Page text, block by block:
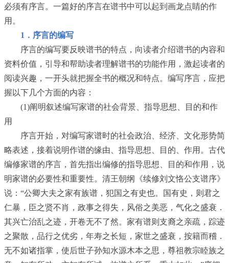
必须有序言。一篇好的序言在谱书中可以起到画龙点睛的作
用。
1．序言的编写
序言的编写要反映谱书的特点，向读者介绍谱书的内容和
资料价值，引导和帮助读者理解谱书的功能作用，激起读者的
阅读兴趣，一开头就把握全书的概况和特点。编写序言，应把
握以下几个方面的内容：
(1)阐明叙述编写家谱的社会背景、指导思想、目的和作
用
序言开始，对编写家谱时的社会政治、经济、文化形势简
略表述，接着说明作谱的缘由、指导思想、目的、作用。古代
编修家谱的序言，首先指出编修的指导思想、目的和作用，说
明家谱的必要性和重要性。清王朝纲《续修刘文恪公支谱序》
说：“公卿大夫之家有族谱，犯国之有史也。国有史，则君之
仁暴，臣之贤不肖，政事之得失，风俗之美恶，气化之盛衰．
其兴亡治乱之迹，开卷无不了然。家有谱则支裔之亲疏，踪迹
之聚散，品行之优劣，年寿之长短，家世之盛衰，按籍而稽．
无不如诸指掌，使后世子孙知水源木本之思，尊祖教宗睦族之